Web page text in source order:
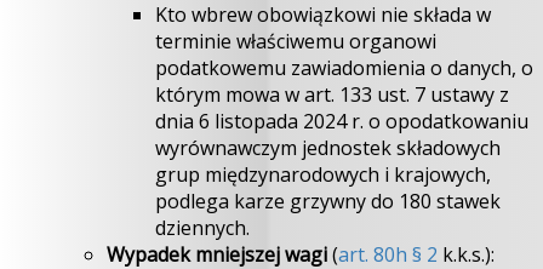
Kto wbrew obowiązkowi nie składa w
terminie właściwemu organowi
podatkowemu zawiadomienia o danych, o
którym mowa w art. 133 ust. 7 ustawy z
dnia 6 listopada 2024 r. o opodatkowaniu
wyrównawczym jednostek składowych
grup międzynarodowych i krajowych,
podlega karze grzywny do 180 stawek
dziennych.
Wypadek mniejszej wagi(art. 80h § 2 k.k.s.):